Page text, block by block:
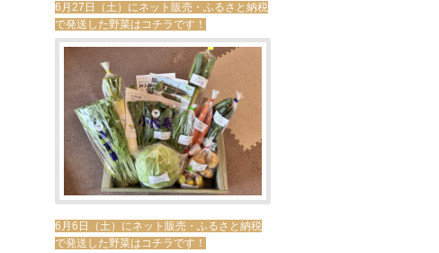
6月27日（土）にネット販売・ふるさと納税
で発送した野菜はコチラです！
6月6日（土）にネット販売・ふるさと納税
で発送した野菜はコチラです！